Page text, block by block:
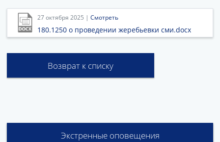
27 октября 2025 | Смотреть
180.1250 о проведении жеребьевки сми.docx
Возврат к списку
Экстренные оповещения